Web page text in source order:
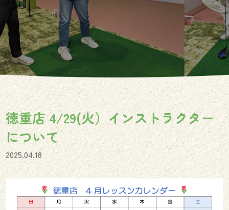
徳重店 4/29(火）インストラクター
について
2025.04.18